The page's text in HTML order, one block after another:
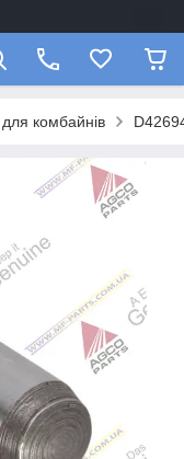
комбайнів